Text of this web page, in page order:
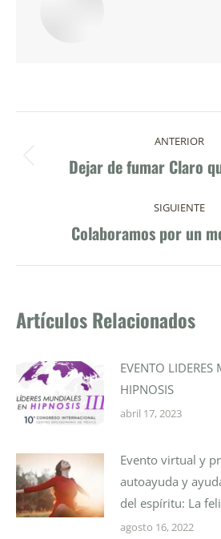
entre
publicaciones
ANTERIOR
Dejar de fumar Claro
SIGUIENTE
Colaboramos por un
Artículos Relacionados
EVENTO LIDERES
HIPNOSIS
abril 17, 2023
Evento virtual y
autoayuda y
del espíritu: La
agosto 16, 2022